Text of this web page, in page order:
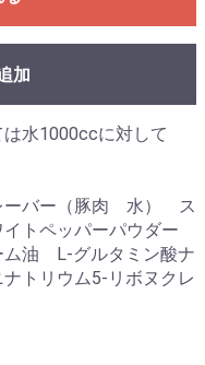
加
水1000ccに対して
ーバー（豚肉 水） ス
トペッパーパウダー
油 L-グルタミン酸ナ
トリウム5-リボヌクレ